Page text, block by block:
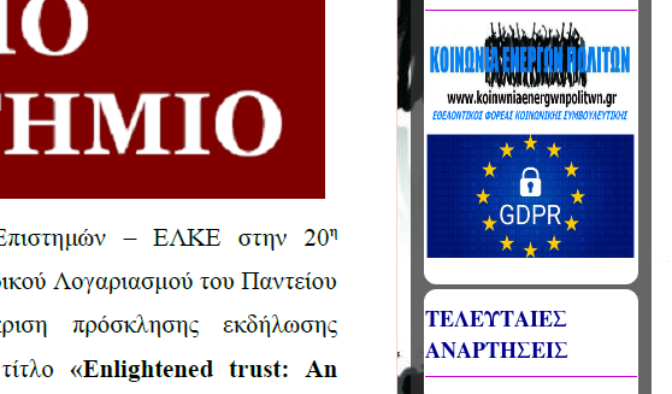
ΤΕΛΕΥΤΑΙΕΣ
ΑΝΑΡΤΗΣΕΙΣ